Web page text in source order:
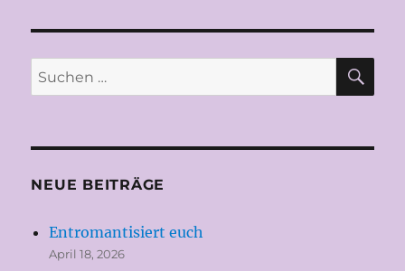
Suchen
nach:
NEUE BEITRÄGE
Entromantisiert euch
April 18, 2026